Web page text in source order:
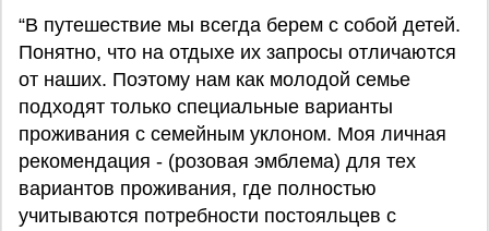
“В путешествие мы всегда берем с собой детей.
Понятно, что на отдыхе их запросы отличаются
от наших. Поэтому нам как молодой семье
подходят только специальные варианты
проживания с семейным уклоном. Моя личная
рекомендация - (розовая эмблема) для тех
вариантов проживания, где полностью
учитываются потребности постояльцев с